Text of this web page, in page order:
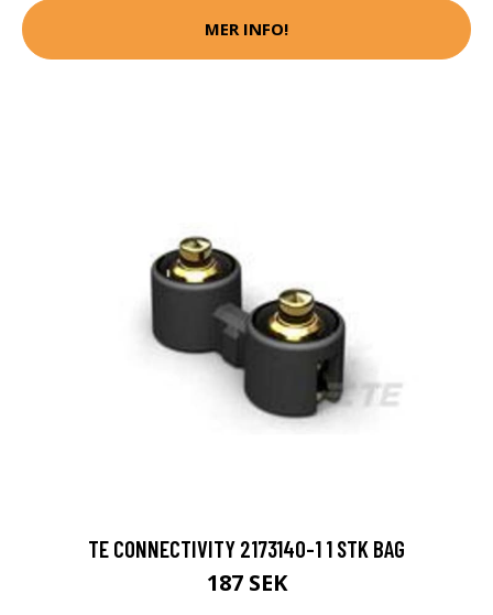
MER INFO!
TE CONNECTIVITY 2173140-1 1 STK BAG
187 SEK